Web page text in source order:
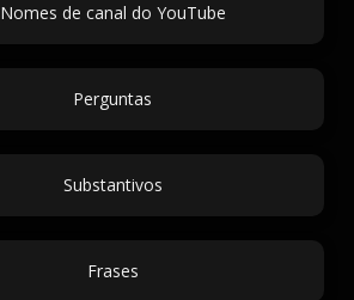
Nomes de canal do YouTube
Perguntas
Substantivos
Frases